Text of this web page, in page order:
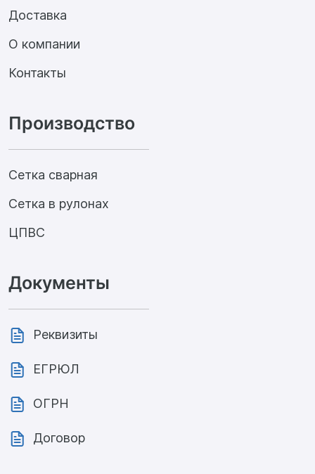
Производство
Сетка сварная
Сетка в рулонах
ЦПВС
Доставка
О компании
Контакты
Документы
Реквизиты
ЕГРЮЛ
ОГРН
Договор